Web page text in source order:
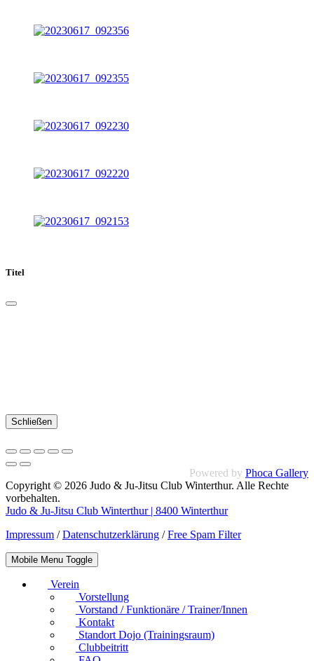
Titel
Schließen
Powered by Phoca Gallery
Copyright © 2026 Judo & Ju-Jitsu Club Winterthur. Alle Rechte
vorbehalten.
Judo & Ju-Jitsu Club Winterthur | 8400 Winterthur
Impressum /Datenschutzerklärung /Free Spam Filter
Mobile Menu Toggle
Verein
Vorstellung
Vorstand / Funktionäre / Trainer/Innen
Kontakt
Standort Dojo (Trainingsraum)
Clubbeitritt